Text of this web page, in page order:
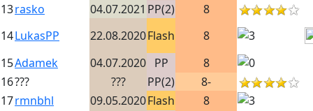
13rasko 04.07.2021 PP(2)
8
14LukasPP 22.08.2020Flash
8
15Adamek 04.07.2020 PP
8
16??? ??? PP(2)
8-
17rmnbhl 09.05.2020Flash
8